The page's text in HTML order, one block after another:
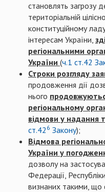
становлять загрозу
територіальній
конституційному
інтересам України,
регіональними
України (ч.1 ст.42
Строки розгляду
продовження дії
нього
регіональному
відмови у надання
ст.42 6 Закону);
Відмова
України у
дозволу на
Федерації,
визнаних такими, що